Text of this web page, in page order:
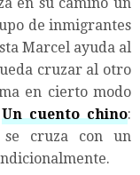
de inmigrantes
Marcel ayuda al
cruzar al otro
en cierto modo
Un cuento chino:
se cruza con un